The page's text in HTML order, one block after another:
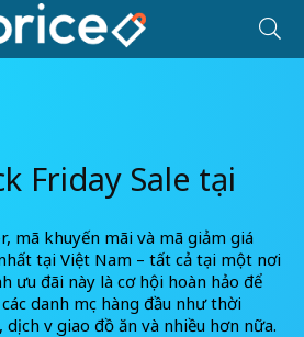
Friday Sale tại
mã khuyến mãi và mã giảm giá
tại Việt Nam – tất cả tại một nơi
ưu đãi này là cơ hội hoàn hảo để
danh mục hàng đầu như thời
vụ giao đồ ăn và nhiều hơn nữa.